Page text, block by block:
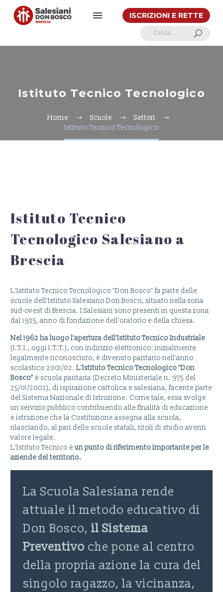
ISCRIZIONI E RETTE
U
Istituto Tecnico Tecnologico
Home Scuole
Settori
Istituto Tecnico Tecnologico
Istituto Tecnico
Tecnologico Salesiano a
Brescia
L’Istituto Tecnico Tecnologico “Don Bosco” fa parte delle
scuole dell’Istituto Salesiano Don Bosco, situato nella zona
sud-ovest di Brescia. I Salesiani sono presenti in questa zona
dal 1925, anno di fondazione dell’oratorio e della chiesa.
Nel 1962 ha luogo l’apertura dell’Istituto Tecnico Industriale
(I.T.I., oggi I.T.T.), con indirizzo elettronico: inizialmente
legalmente riconosciuto, è divenuto paritario nell’anno
scolastico 2001/02. L’Istituto Tecnico Tecnologico “Don
Bosco” è scuola paritaria (Decreto Ministeriale n. 975 del
25/01/2002), di ispirazione cattolica e salesiana, facente parte
del Sistema Nazionale di Istruzione. Come tale, essa svolge
un servizio pubblico contribuendo alle finalità di educazione
e istruzione che la Costituzione assegna alla scuola,
rilasciando, al pari delle scuole statali, titoli di studio aventi
valore legale.
L’Istituto Tecnico èun punto di riferimento importante per le
aziende del territorio.
La Scuola Salesiana rende
attuale il metodo educativo di
Don Bosco, il Sistema
Preventivo che pone al centro
della propria azione la cura del
singolo ragazzo, la vicinanza,